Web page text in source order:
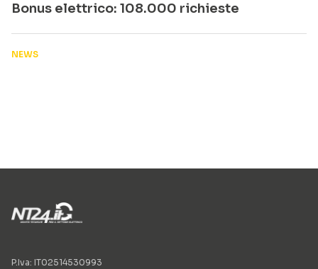
Bonus elettrico: 108.000 richieste
NEWS
P.Iva: IT02514530993